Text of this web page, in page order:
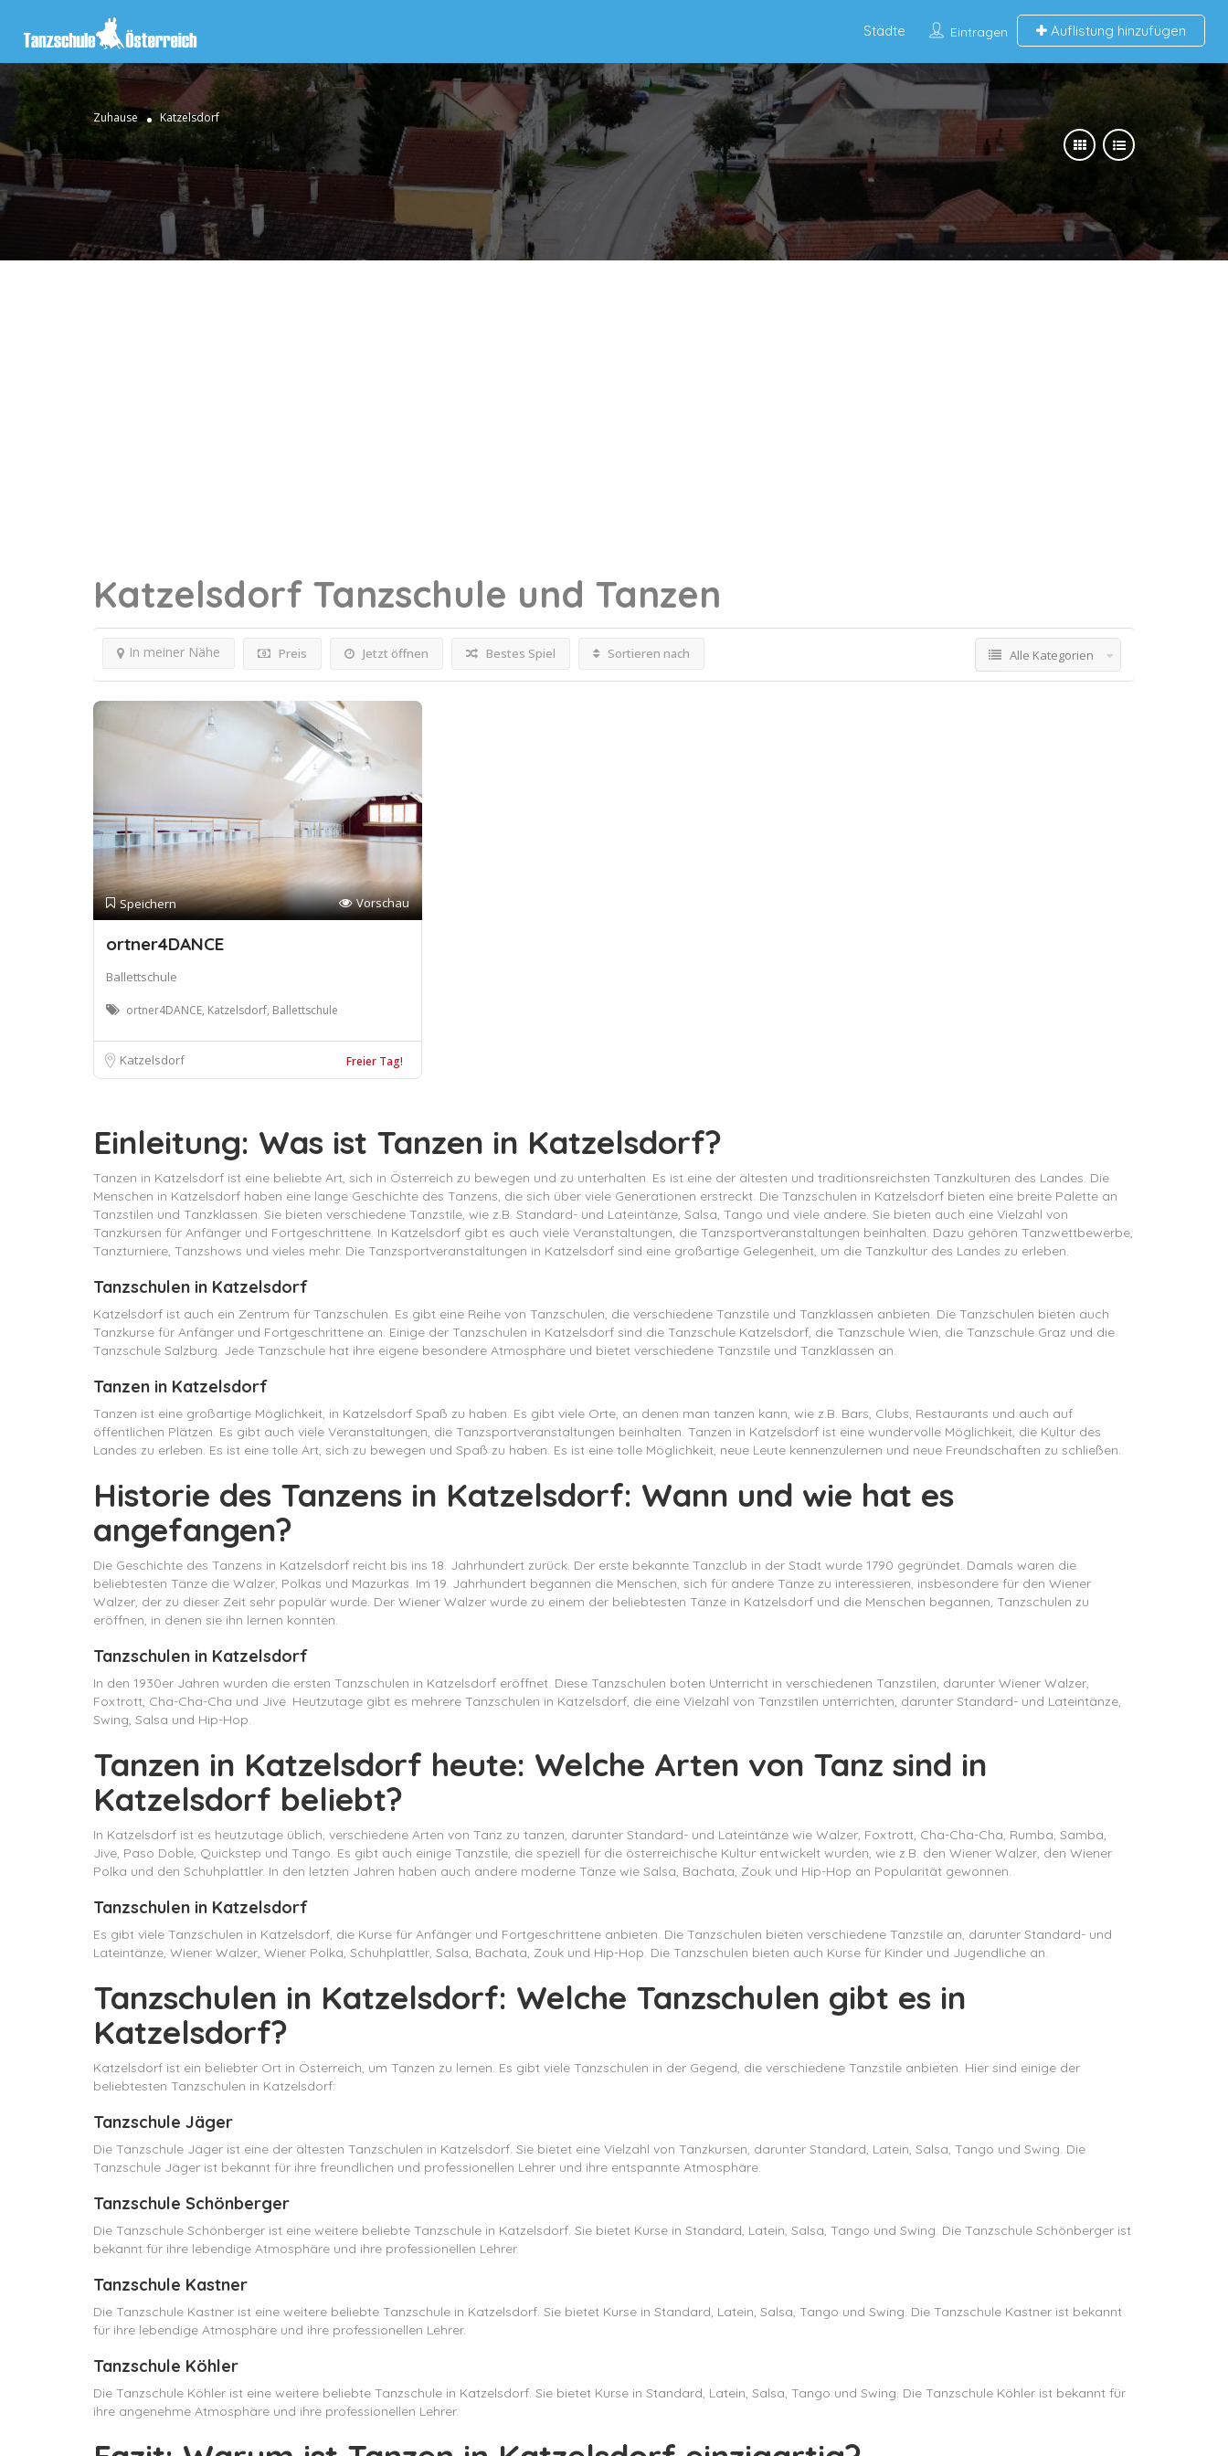
Eintragen Auflistung hinzufügen
Städte
Zuhause Katzelsdorf
Katzelsdorf Tanzschule und Tanzen
Preis Jetzt öffnen
In meiner Nähe Bestes Spiel Sortieren nach Alle Kategorien
Speichern Vorschau
ortner4DANCE
Ballettschule
ortner4DANCE, Katzelsdorf, Ballettschule
Katzelsdorf Freier Tag!
Einleitung: Was ist Tanzen in Katzelsdorf?
Tanzen in Katzelsdorf ist eine beliebte Art, sich in Österreich zu bewegen und zu unterhalten. Es ist eine der ältesten und traditionsreichsten Tanzkulturen des Landes. Die
Menschen in Katzelsdorf haben eine lange Geschichte des Tanzens, die sich über viele Generationen erstreckt. Die Tanzschulen in Katzelsdorf bieten eine breite Palette an
Tanzstilen und Tanzklassen. Sie bieten verschiedene Tanzstile, wie z.B. Standard- und Lateintänze, Salsa, Tango und viele andere. Sie bieten auch eine Vielzahl von
Tanzkursen für Anfänger und Fortgeschrittene. In Katzelsdorf gibt es auch viele Veranstaltungen, die Tanzsportveranstaltungen beinhalten. Dazu gehören Tanzwettbewerbe,
Tanzturniere, Tanzshows und vieles mehr. Die Tanzsportveranstaltungen in Katzelsdorf sind eine großartige Gelegenheit, um die Tanzkultur des Landes zu erleben.
Tanzschulen in Katzelsdorf
Katzelsdorf ist auch ein Zentrum für Tanzschulen. Es gibt eine Reihe von Tanzschulen, die verschiedene Tanzstile und Tanzklassen anbieten. Die Tanzschulen bieten auch
Tanzkurse für Anfänger und Fortgeschrittene an. Einige der Tanzschulen in Katzelsdorf sind die Tanzschule Katzelsdorf, die Tanzschule Wien, die Tanzschule Graz und die
Tanzschule Salzburg. Jede Tanzschule hat ihre eigene besondere Atmosphäre und bietet verschiedene Tanzstile und Tanzklassen an.
Tanzen in Katzelsdorf
Tanzen ist eine großartige Möglichkeit, in Katzelsdorf Spaß zu haben. Es gibt viele Orte, an denen man tanzen kann, wie z.B. Bars, Clubs, Restaurants und auch auf
öffentlichen Plätzen. Es gibt auch viele Veranstaltungen, die Tanzsportveranstaltungen beinhalten. Tanzen in Katzelsdorf ist eine wundervolle Möglichkeit, die Kultur des
Landes zu erleben. Es ist eine tolle Art, sich zu bewegen und Spaß zu haben. Es ist eine tolle Möglichkeit, neue Leute kennenzulernen und neue Freundschaften zu schließen.
Historie des Tanzens in Katzelsdorf: Wann und wie hat es
angefangen?
Die Geschichte des Tanzens in Katzelsdorf reicht bis ins 18. Jahrhundert zurück. Der erste bekannte Tanzclub in der Stadt wurde 1790 gegründet. Damals waren die
beliebtesten Tänze die Walzer, Polkas und Mazurkas. Im 19. Jahrhundert begannen die Menschen, sich für andere Tänze zu interessieren, insbesondere für den Wiener
Walzer, der zu dieser Zeit sehr populär wurde. Der Wiener Walzer wurde zu einem der beliebtesten Tänze in Katzelsdorf und die Menschen begannen, Tanzschulen zu
eröffnen, in denen sie ihn lernen konnten.
Tanzschulen in Katzelsdorf
In den 1930er Jahren wurden die ersten Tanzschulen in Katzelsdorf eröffnet. Diese Tanzschulen boten Unterricht in verschiedenen Tanzstilen, darunter Wiener Walzer,
Foxtrott, Cha-Cha-Cha und Jive. Heutzutage gibt es mehrere Tanzschulen in Katzelsdorf, die eine Vielzahl von Tanzstilen unterrichten, darunter Standard- und Lateintänze,
Swing, Salsa und Hip-Hop.
Tanzen in Katzelsdorf heute: Welche Arten von Tanz sind in
Katzelsdorf beliebt?
In Katzelsdorf ist es heutzutage üblich, verschiedene Arten von Tanz zu tanzen, darunter Standard- und Lateintänze wie Walzer, Foxtrott, Cha-Cha-Cha, Rumba, Samba,
Jive, Paso Doble, Quickstep und Tango. Es gibt auch einige Tanzstile, die speziell für die österreichische Kultur entwickelt wurden, wie z.B. den Wiener Walzer, den Wiener
Polka und den Schuhplattler. In den letzten Jahren haben auch andere moderne Tänze wie Salsa, Bachata, Zouk und Hip-Hop an Popularität gewonnen.
Tanzschulen in Katzelsdorf
Es gibt viele Tanzschulen in Katzelsdorf, die Kurse für Anfänger und Fortgeschrittene anbieten. Die Tanzschulen bieten verschiedene Tanzstile an, darunter Standard- und
Lateintänze, Wiener Walzer, Wiener Polka, Schuhplattler, Salsa, Bachata, Zouk und Hip-Hop. Die Tanzschulen bieten auch Kurse für Kinder und Jugendliche an.
Tanzschulen in Katzelsdorf: Welche Tanzschulen gibt es in
Katzelsdorf?
Katzelsdorf ist ein beliebter Ort in Österreich, um Tanzen zu lernen. Es gibt viele Tanzschulen in der Gegend, die verschiedene Tanzstile anbieten. Hier sind einige der
beliebtesten Tanzschulen in Katzelsdorf:
Tanzschule Jäger
Die Tanzschule Jäger ist eine der ältesten Tanzschulen in Katzelsdorf. Sie bietet eine Vielzahl von Tanzkursen, darunter Standard, Latein, Salsa, Tango und Swing. Die
Tanzschule Jäger ist bekannt für ihre freundlichen und professionellen Lehrer und ihre entspannte Atmosphäre.
Tanzschule Schönberger
Die Tanzschule Schönberger ist eine weitere beliebte Tanzschule in Katzelsdorf. Sie bietet Kurse in Standard, Latein, Salsa, Tango und Swing. Die Tanzschule Schönberger ist
bekannt für ihre lebendige Atmosphäre und ihre professionellen Lehrer.
Tanzschule Kastner
Die Tanzschule Kastner ist eine weitere beliebte Tanzschule in Katzelsdorf. Sie bietet Kurse in Standard, Latein, Salsa, Tango und Swing. Die Tanzschule Kastner ist bekannt
für ihre lebendige Atmosphäre und ihre professionellen Lehrer.
Tanzschule Köhler
Die Tanzschule Köhler ist eine weitere beliebte Tanzschule in Katzelsdorf. Sie bietet Kurse in Standard, Latein, Salsa, Tango und Swing. Die Tanzschule Köhler ist bekannt für
ihre angenehme Atmosphäre und ihre professionellen Lehrer.